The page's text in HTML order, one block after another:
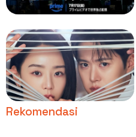
Rekomendasi